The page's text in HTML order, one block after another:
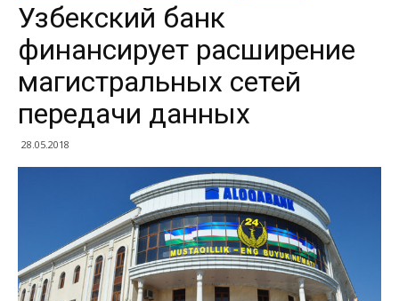
Узбекский банк
финансирует расширение
магистральных сетей
передачи данных
28.05.2018